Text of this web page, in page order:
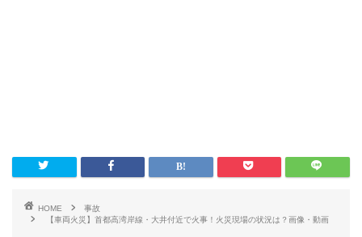
HOME
事故
【車両火災】首都高湾岸線・大井付近で火事！火災現場の状況は？画像・動画